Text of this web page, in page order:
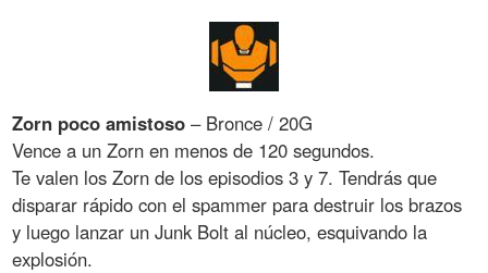
Zorn poco amistoso – Bronce / 20G
Vence a un Zorn en menos de 120 segundos.
Te valen los Zorn de los episodios 3 y 7. Tendrás que
disparar rápido con el spammer para destruir los brazos
y luego lanzar un Junk Bolt al núcleo, esquivando la
explosión.